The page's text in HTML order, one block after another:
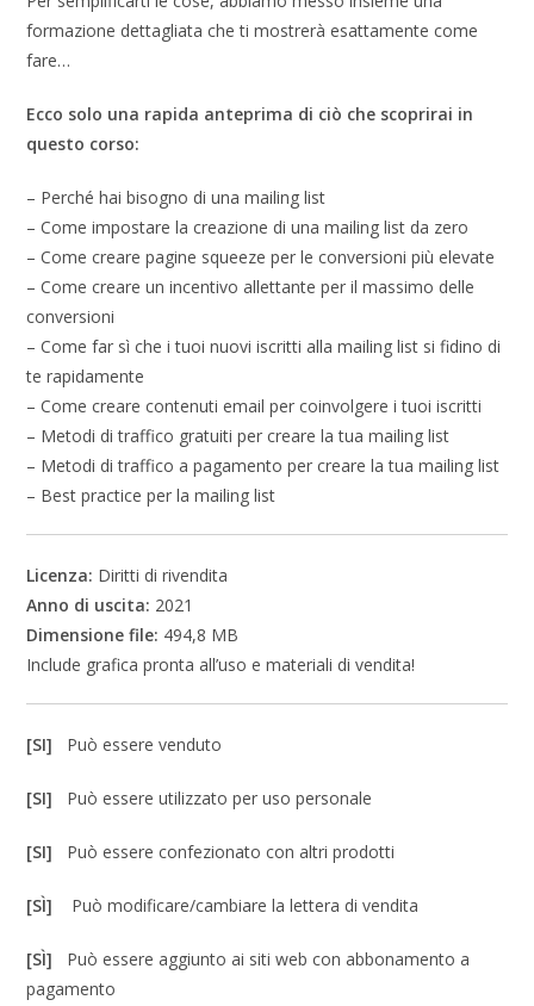
formazione dettagliata che ti mostrerà esattamente come
fare…
Ecco solo una rapida anteprima di ciò che scoprirai in
questo corso:
– Perché hai bisogno di una mailing list
– Come impostare la creazione di una mailing list da zero
– Come creare pagine squeeze per le conversioni più elevate
– Come creare un incentivo allettante per il massimo delle
conversioni
– Come far sì che i tuoi nuovi iscritti alla mailing list si fidino di
te rapidamente
– Come creare contenuti email per coinvolgere i tuoi iscritti
– Metodi di traffico gratuiti per creare la tua mailing list
– Metodi di traffico a pagamento per creare la tua mailing list
– Best practice per la mailing list
Licenza: Diritti di rivendita
Anno di uscita: 2021
Dimensione file: 494,8 MB
Include grafica pronta all’uso e materiali di vendita!
[SI] Può essere venduto
[SI] Può essere utilizzato per uso personale
[SI] Può essere confezionato con altri prodotti
[SÌ] Può modificare/cambiare la lettera di vendita
[SÌ] Può essere aggiunto ai siti web con abbonamento a
pagamento